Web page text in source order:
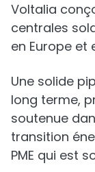
Voltalia
centrales
en Europe et
Une solide
long terme,
soutenue
transition
PME qui est